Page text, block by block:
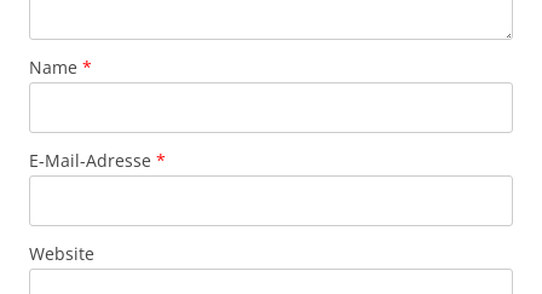
Name *
E-Mail-Adresse *
Website